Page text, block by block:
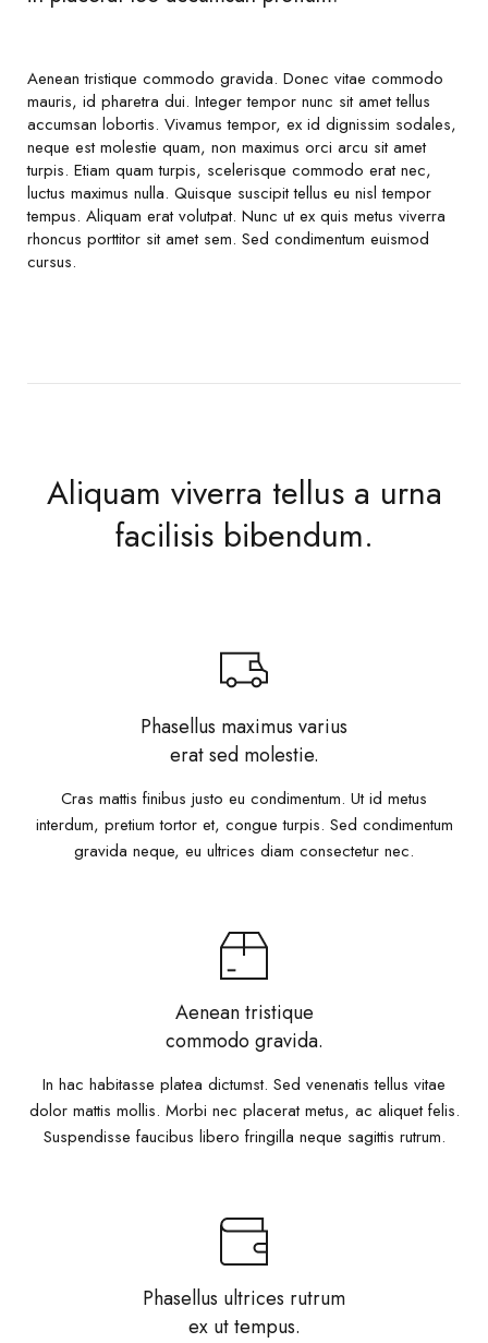
Aenean tristique commodo gravida. Donec vitae commodo
mauris, id pharetra dui. Integer tempor nunc sit amet tellus
accumsan lobortis. Vivamus tempor, ex id dignissim sodales,
neque est molestie quam, non maximus orci arcu sit amet
turpis. Etiam quam turpis, scelerisque commodo erat nec,
luctus maximus nulla. Quisque suscipit tellus eu nisl tempor
tempus. Aliquam erat volutpat. Nunc ut ex quis metus viverra
rhoncus porttitor sit amet sem. Sed condimentum euismod
cursus.
Aliquam viverra tellus a urna
facilisis bibendum.
Phasellus maximus varius
erat sed molestie.
Cras mattis finibus justo eu condimentum. Ut id metus
interdum, pretium tortor et, congue turpis. Sed condimentum
gravida neque, eu ultrices diam consectetur nec.
Aenean tristique
commodo gravida.
In hac habitasse platea dictumst. Sed venenatis tellus vitae
dolor mattis mollis. Morbi nec placerat metus, ac aliquet felis.
Suspendisse faucibus libero fringilla neque sagittis rutrum.
Phasellus ultrices rutrum
ex ut tempus.